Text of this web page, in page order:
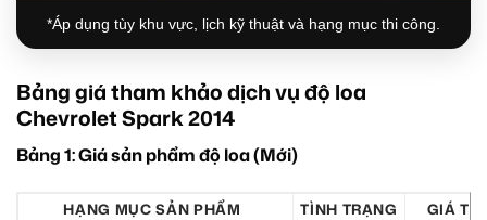
*Áp dụng tùy khu vực, lịch kỹ thuật và hạng mục thi công.
Bảng giá tham khảo dịch vụ độ loa
Chevrolet Spark 2014
Bảng 1: Giá sản phẩm độ loa (Mới)
HẠNG MỤC SẢN PHẨM TÌNH TRẠNG
GIÁ